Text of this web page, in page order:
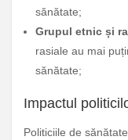
sănătate;
Grupul etnic și
rasiale au mai
sănătate;
Impactul
Politiciile de